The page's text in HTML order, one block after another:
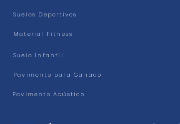
Suelos Deportivos
Material Fitness
Suelo Infantil
Pavimento para Ganado
Pavimento Acústico